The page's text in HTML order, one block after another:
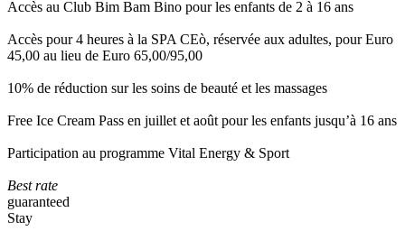
Accès au Club Bim Bam Bino pour les enfants de 2 à 16 ans
Accès pour 4 heures à la SPA CEò, réservée aux adultes, pour Euro
45,00 au lieu de Euro 65,00/95,00
10% de réduction sur les soins de beauté et les massages
Free Ice Cream Pass en juillet et août pour les enfants jusqu’à 16 ans
Participation au programme Vital Energy & Sport
Best rate
guaranteed
Stay